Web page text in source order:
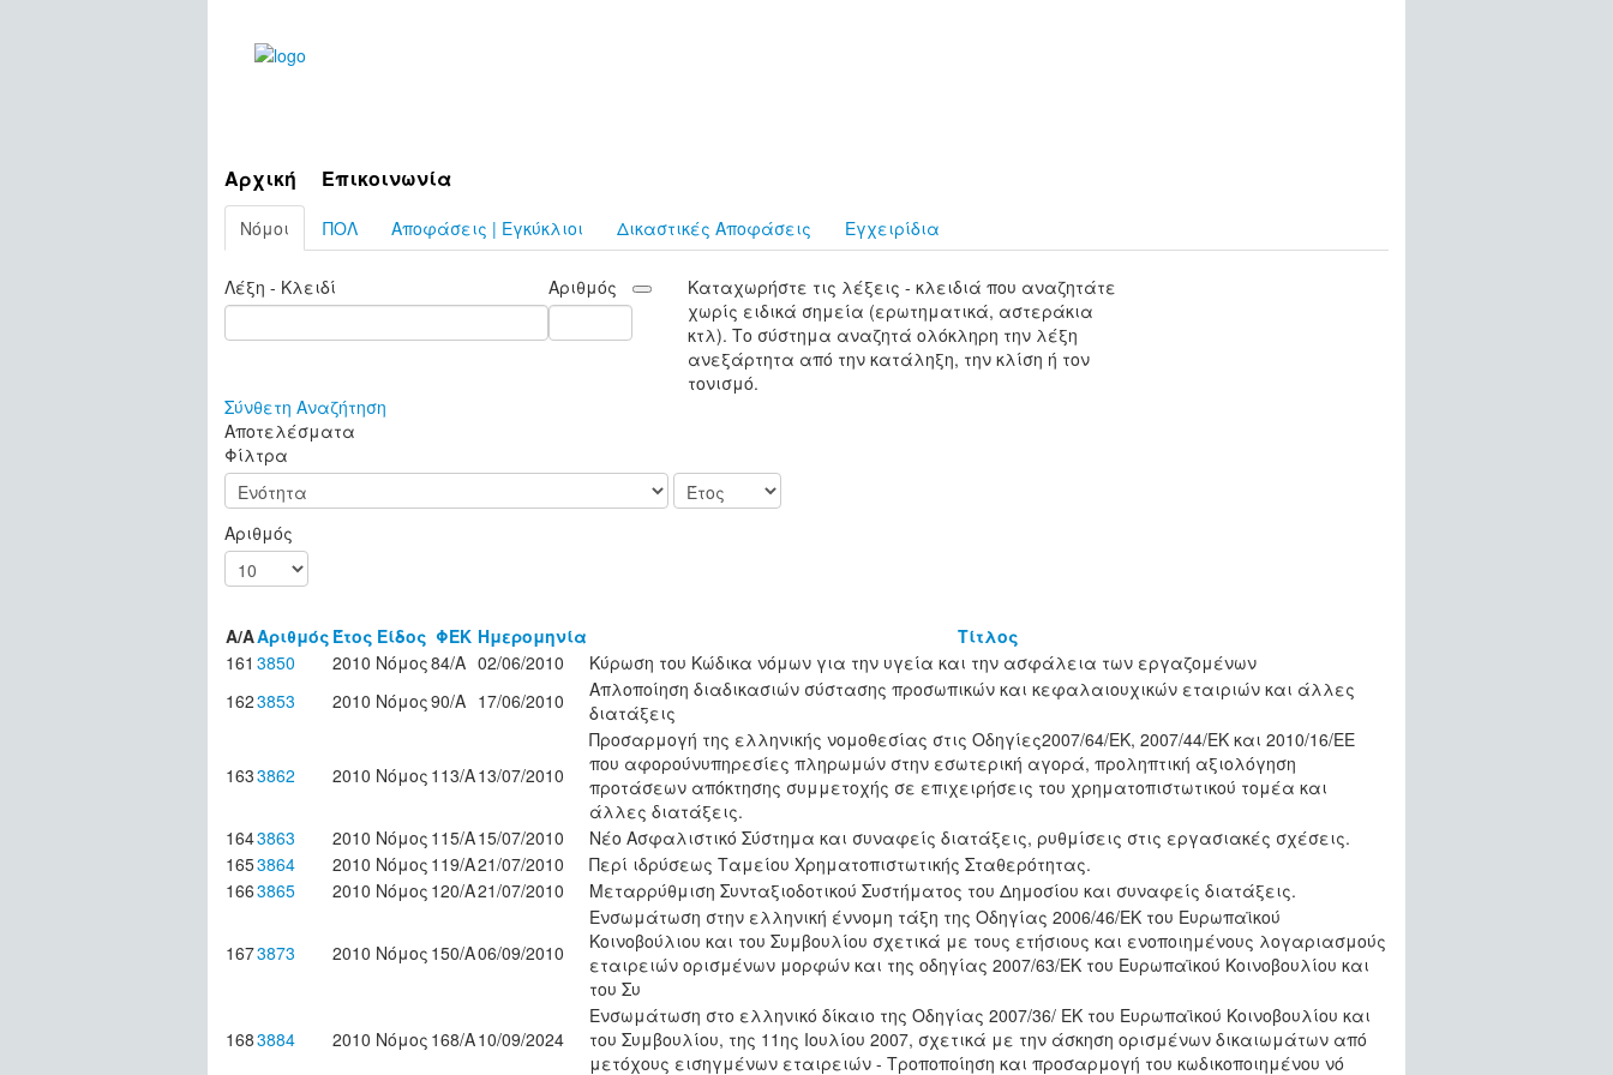
Αρχική Επικοινωνία
Νόμοι ΠΟΛ Αποφάσεις | Εγκύκλιοι Δικαστικές Αποφάσεις Εγχειρίδια
Λέξη - Κλειδί Αριθμός
Καταχωρήστε τις λέξεις - κλειδιά που αναζητάτε
χωρίς ειδικά σημεία (ερωτηματικά, αστεράκια
κτλ). Το σύστημα αναζητά ολόκληρη την λέξη
ανεξάρτητα από την κατάληξη, την κλίση ή τον
τονισμό.
Σύνθετη Αναζήτηση
Αποτελέσματα
Φίλτρα
Αριθμός
Α/ΑΑριθμός Έτος Είδος ΦΕΚ Ημερομηνία
Τίτλος
161 3850 2010 Νόμος84/Α 02/06/2010
Κύρωση του Κώδικα νόμων για την υγεία και την ασφάλεια των εργαζομένων
1623853 2010 Νόμος90/Α 17/06/2010
Απλοποίηση διαδικασιών σύστασης προσωπικών και κεφαλαιουχικών εταιριών και άλλες
διατάξεις
1633862 2010 Νόμος 113/Α13/07/2010
Προσαρμογή της ελληνικής νομοθεσίας στις Οδηγίες2007/64/ΕΚ, 2007/44/ΕΚ και 2010/16/ΕΕ
που αφορούνυπηρεσίες πληρωμών στην εσωτερική αγορά, προληπτική αξιολόγηση
προτάσεων απόκτησης συμμετοχής σε επιχειρήσεις του χρηματοπιστωτικού τομέα και
άλλες διατάξεις.
1643863 2010 Νόμος 115/Α15/07/2010
Νέο Ασφαλιστικό Σύστημα και συναφείς διατάξεις, ρυθμίσεις στις εργασιακές σχέσεις.
1653864 2010 Νόμος 119/A21/07/2010
Περί ιδρύσεως Ταμείου Χρηματοπιστωτικής Σταθερότητας.
1663865 2010 Νόμος 120/Α21/07/2010 Μεταρρύθμιση Συνταξιοδοτικού Συστήματος του Δημοσίου και συναφείς διατάξεις.
1673873 2010 Νόμος 150/Α06/09/2010
Ενσωμάτωση στην ελληνική έννομη τάξη της Οδηγίας 2006/46/ΕΚ του Ευρωπαϊκού
Κοινοβούλιου και του Συμβουλίου σχετικά με τους ετήσιους και ενοποιημένους λογαριασμούς
εταιρειών ορισμένων μορφών και της οδηγίας 2007/63/ΕΚ του Ευρωπαϊκού Κοινοβουλίου και
του Συ
1683884 2010 Νόμος 168/Α10/09/2024
Ενσωμάτωση στο ελληνικό δίκαιο της Οδηγίας 2007/36/ ΕΚ του Ευρωπαϊκού Κοινοβουλίου και
του Συμβουλίου, της 11ης Ιουλίου 2007, σχετικά με την άσκηση ορισμένων δικαιωμάτων από
μετόχους εισηγμένων εταιρειών - Τροποποίηση και προσαρμογή του κωδικοποιημένου νό